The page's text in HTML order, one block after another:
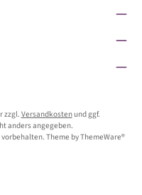
zzgl. Versandkostenund ggf.
anders angegeben.
Theme byThemeWare®